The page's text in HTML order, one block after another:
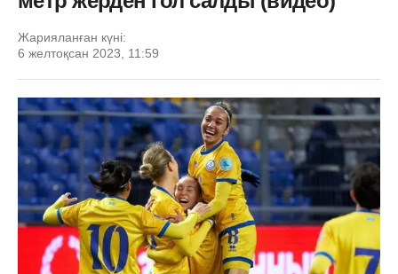
Жарияланған күні:
6 желтоқсан 2023, 11:59